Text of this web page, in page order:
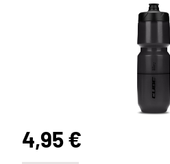
4,95 €